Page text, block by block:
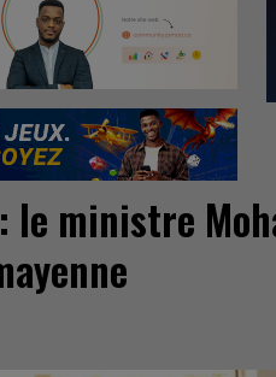
ministre